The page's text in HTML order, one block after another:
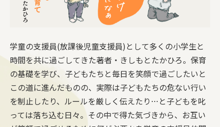
学童の支援員(放課後児童支援員)として多くの小学生と
時間を共に過ごしてきた著者・きしもとたかひろ。保育
の基礎を学び、子どもたちと毎日を笑顔で過ごしたいと
この道に進んだものの、実際は子どもたちの危ない行い
を制止したり、ルールを厳しく伝えたり…と子どもを叱
っては落ち込む日々。その中で得た気づきから、お互い